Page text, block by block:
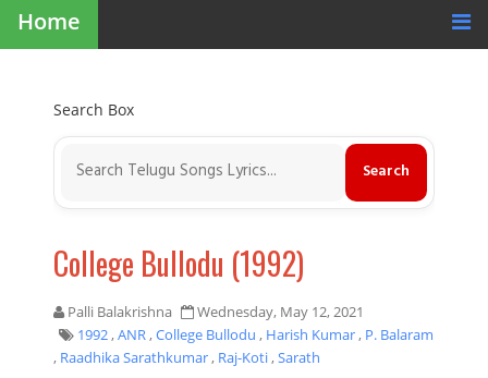
Home
Search Box
College Bullodu (1992)
Palli Balakrishna
Wednesday, May 12, 2021
1992,ANR,College Bullodu , Harish Kumar, P. Balaram
, Raadhika Sarathkumar, Raj-Koti,Sarath